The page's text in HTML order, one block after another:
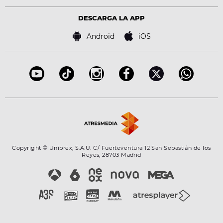
Virales
Bases de concursos
DESCARGA LA APP
Android iOS
Copyright © Uniprex, S.A.U. C/ Fuerteventura 12 San Sebastián de los
Reyes, 28703 Madrid